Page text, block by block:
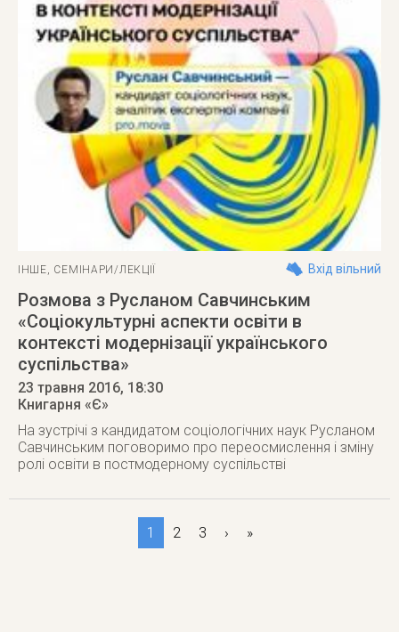
ІНШЕ, СЕМІНАРИ/ЛЕКЦІЇ Вхід вільний
Розмова з Русланом Савчинським
«Соціокультурні аспекти освіти в
контексті модернізації українського
суспільства»
23 травня 2016, 18:30
Книгарня «Є»
На зустрічі з кандидатом соціологічних наук Русланом
Савчинським поговоримо про переосмислення і зміну
ролі освіти в постмодерному суспільстві
1 2 3 › »